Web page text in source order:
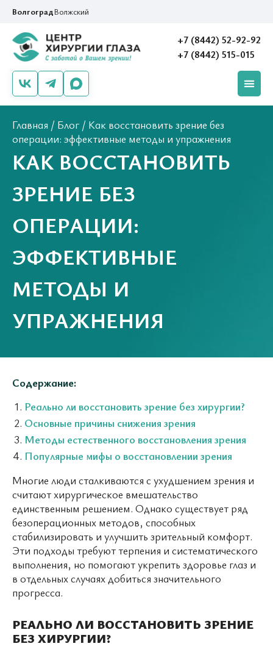
ВолгоградВолжский
+7 (8442) 52-92-92
+7 (8442) 515-015
Главная / Блог / Как восстановить зрение без
операции: эффективные методы и упражнения
КАК ВОССТАНОВИТЬ
ЗРЕНИЕ БЕЗ
ОПЕРАЦИИ:
ЭФФЕКТИВНЫЕ
МЕТОДЫ И
УПРАЖНЕНИЯ
Содержание:
Реально ли восстановить зрение без хирургии?
Основные причины снижения зрения
Методы естественного восстановления зрения
Популярные мифы о восстановлении зрения
Многие люди сталкиваются с ухудшением зрения и
считают хирургическое вмешательство
единственным решением. Однако существует ряд
безоперационных методов, способных
стабилизировать и улучшить зрительный комфорт.
Эти подходы требуют терпения и систематического
выполнения, но помогают укрепить здоровье глаз и
в отдельных случаях добиться значительного
прогресса.
РЕАЛЬНО ЛИ ВОССТАНОВИТЬ ЗРЕНИЕ
БЕЗ ХИРУРГИИ?